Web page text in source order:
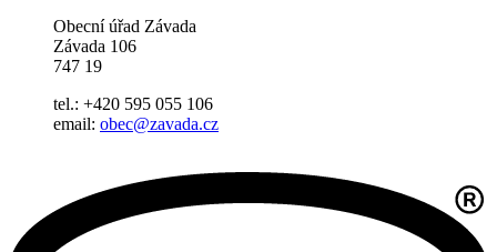
Obecní úřad Závada
Závada 106
747 19
tel.: +420 595 055 106
email: obec@zavada.cz